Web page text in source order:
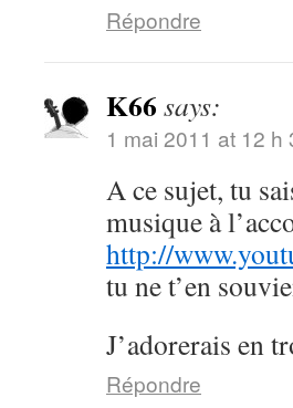
Répondre
K66 says:
1 mai 2011 at 12 h
A ce sujet, tu
musique à
http://
tu ne t’en
J’adorerais en
Répondre